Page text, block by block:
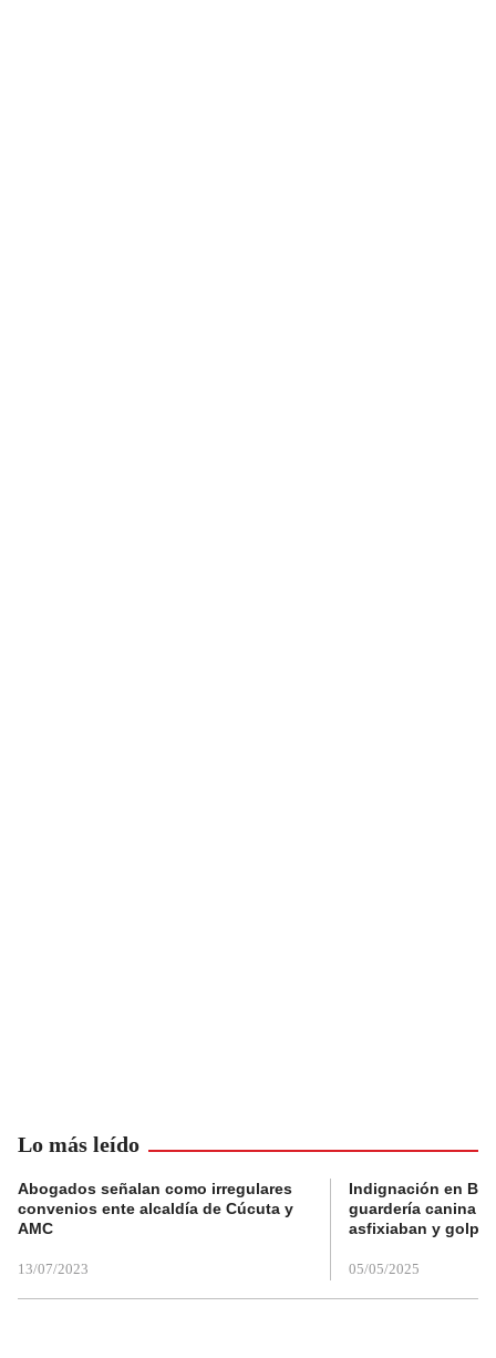
Lo más leído
Abogados señalan como irregulares
convenios ente alcaldía de Cúcuta y
AMC
13/07/2023
Indignación en
guardería canina
asfixiaban y
05/05/2025